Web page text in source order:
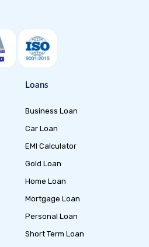
Loans
Business Loan
Car Loan
EMI Calculator
Gold Loan
Home Loan
Mortgage Loan
Personal Loan
Short Term Loan